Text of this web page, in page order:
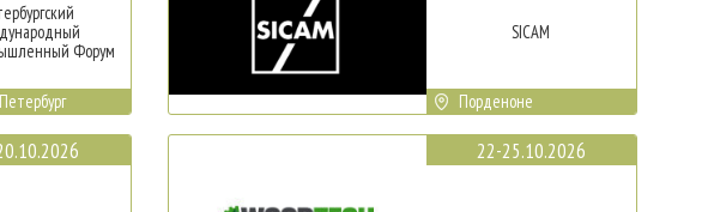
Форум
SICAM
Порденоне
22-25.10.2026